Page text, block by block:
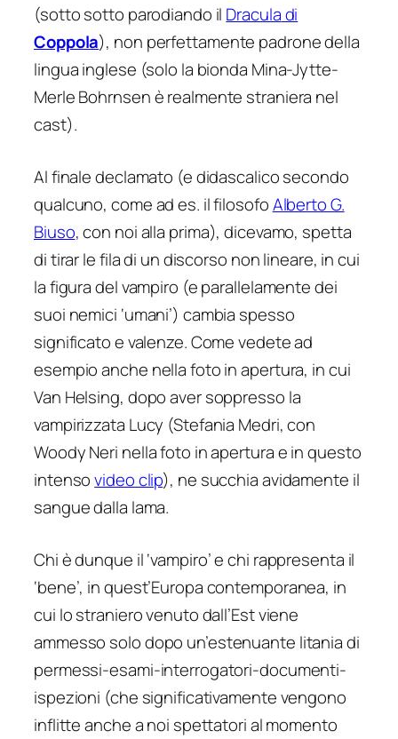
(sotto sotto parodiando il Draculadi
Coppola), non perfettamente padrone della
lingua inglese (solo la bionda Mina-Jytte-
Merle Bohrnsen è realmente straniera nel
cast).
Al finale declamato (e didascalico secondo
qualcuno, come ad es. il filosofoAlberto G.
Biuso, con noi alla prima), dicevamo, spetta
di tirar le fila di un discorso non lineare, in cui
la figura del vampiro (e parallelamente dei
suoi nemici ‘umani’) cambia spesso
significato e valenze. Come vedete ad
esempio anche nella foto in apertura, in cui
Van Helsing, dopo aver soppresso la
vampirizzata Lucy (Stefania Medri, con
Woody Neri nella foto in apertura e in questo
intensovideo clip), ne succhia avidamente il
sangue dalla lama.
Chi è dunque il ‘vampiro’ e chi rappresenta il
‘bene’, in quest’Europa contemporanea, in
cui lo straniero venuto dall’Est viene
ammesso solo dopo un’estenuante litania di
permessi-esami-interrogatori-documenti-
ispezioni (che significativamente vengono
inflitte anche a noi spettatori al momento